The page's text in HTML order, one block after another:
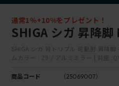
通常1％+10%をプレゼント！
SHIGA シガ 昇降
SHIGA シガ 背トリプル 可動肘 昇降
ムカラー : Z9 / アルミミラー | 背座
商品コード （25069007）